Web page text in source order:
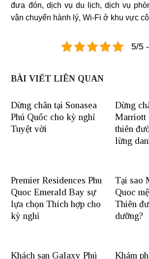
đưa đón, dịch vụ du lịch, dịch vụ
vận chuyển hành lý, Wi-Fi ở khu vực
5/5
BÀI VIẾT LIÊN QUAN
Dừng chân tại Sonasea
Phú Quốc cho kỳ nghỉ
Tuyệt vời
Dừng
Marriott
thiên
lừng
Premier Residences Phu
Quoc Emerald Bay sự
lựa chọn Thích hợp cho
kỳ nghỉ
Tại sao
Quoc
Thiên
dưỡng?
Khách sạn Galaxy Phú Khám